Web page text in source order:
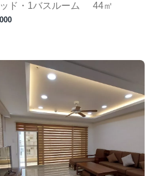
ド・1バスルーム 44㎡